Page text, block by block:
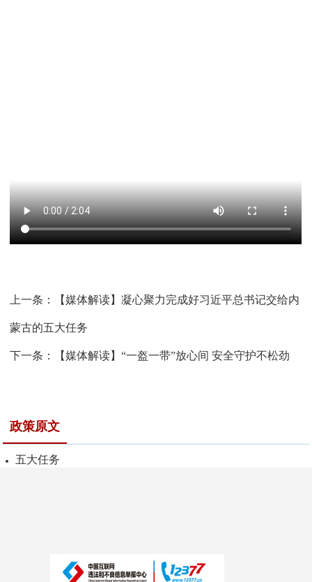
上一条： 【媒体解读】凝心聚力完成好习近平总书记交给内
蒙古的五大任务
下一条： 【媒体解读】“一盔一带”放心间 安全守护不松劲
政策原文
五大任务